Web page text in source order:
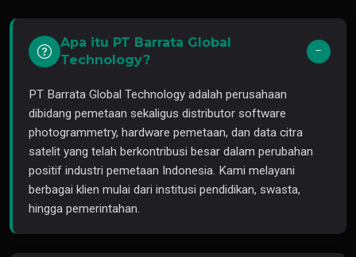
Apa itu PT Barrata Global
Technology?
PT Barrata Global Technology adalah perusahaan
dibidang pemetaan sekaligus distributor software
photogrammetry, hardware pemetaan, dan data citra
satelit yang telah berkontribusi besar dalam perubahan
positif industri pemetaan Indonesia. Kami melayani
berbagai klien mulai dari institusi pendidikan, swasta,
hingga pemerintahan.